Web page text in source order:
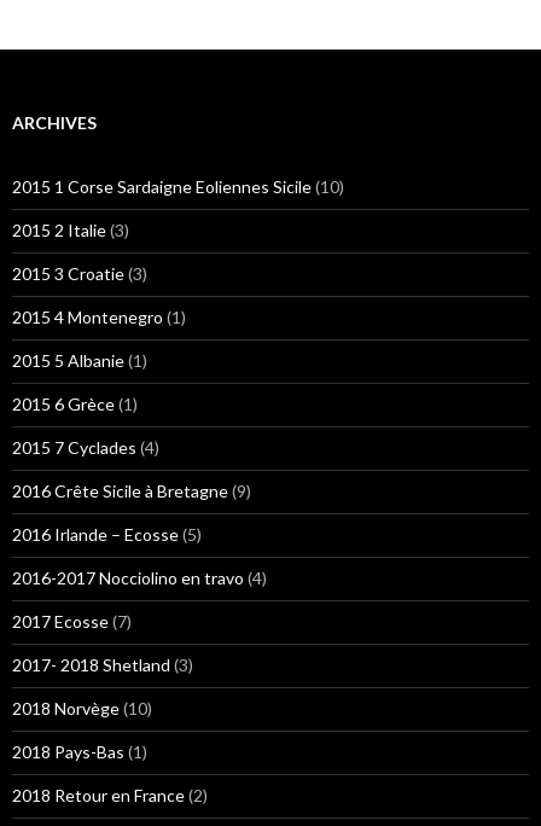
ARCHIVES
2015 1 Corse Sardaigne Eoliennes Sicile(10)
2015 2 Italie(3)
2015 3 Croatie(3)
2015 4 Montenegro (1)
2015 5 Albanie(1)
2015 6 Grèce(1)
2015 7 Cyclades (4)
2016 Crête Sicile à Bretagne(9)
2016 Irlande – Ecosse(5)
2016-2017 Nocciolino en travo (4)
2017 Ecosse(7)
2017- 2018 Shetland (3)
2018 Norvège(10)
2018 Pays-Bas (1)
2018 Retour en France(2)